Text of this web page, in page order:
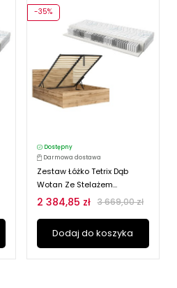
Dostępny
Darmowa dostawa
Zestaw Łóżko Tetrix Dąb
Wotan Ze Stelażem...
2 384,85 zł 3 669,00 zł
Dodaj do koszyka
-35%